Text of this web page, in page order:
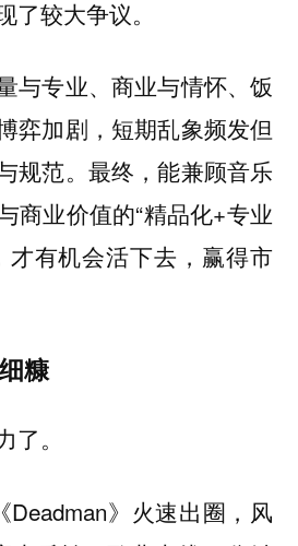
了较大争议。
与专业、商业与情怀、饭
弈加剧，短期乱象频发但
规范。最终，能兼顾音乐
商业价值的“精品化+专业
才有机会活下去，赢得市
糠
。
》火速出圈，风